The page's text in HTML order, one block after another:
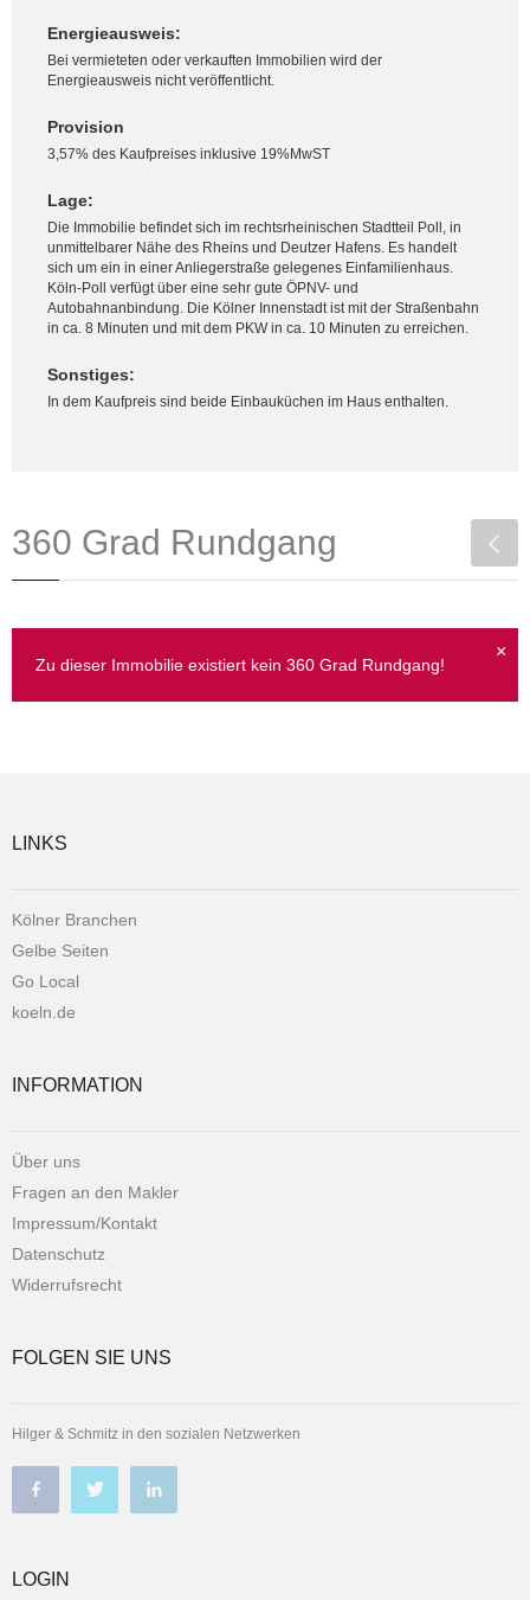
Energieausweis:
Bei vermieteten oder verkauften Immobilien wird der
Energieausweis nicht veröffentlicht.
Provision
3,57% des Kaufpreises inklusive 19%MwST
Lage:
Die Immobilie befindet sich im rechtsrheinischen Stadtteil Poll, in
unmittelbarer Nähe des Rheins und Deutzer Hafens. Es handelt
sich um ein in einer Anliegerstraße gelegenes Einfamilienhaus.
Köln-Poll verfügt über eine sehr gute ÖPNV- und
Autobahnanbindung. Die Kölner Innenstadt ist mit der Straßenbahn
in ca. 8 Minuten und mit dem PKW in ca. 10 Minuten zu erreichen.
Sonstiges:
In dem Kaufpreis sind beide Einbauküchen im Haus enthalten.
360 Grad Rundgang
×
Zu dieser Immobilie existiert kein 360 Grad Rundgang!
LINKS
Kölner Branchen
Gelbe Seiten
Go Local
koeln.de
INFORMATION
Über uns
Fragen an den Makler
Impressum/Kontakt
Datenschutz
Widerrufsrecht
FOLGEN SIE UNS
Hilger & Schmitz in den sozialen Netzwerken
LOGIN